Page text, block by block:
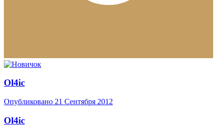
Ol4ic
Опубликовано 21 Сентября 2012
Ol4ic